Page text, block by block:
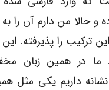
و حالا من دارم آن را به
ترکیب را پذیرفته. این
ما در همین زبان
داریم یکی مثل